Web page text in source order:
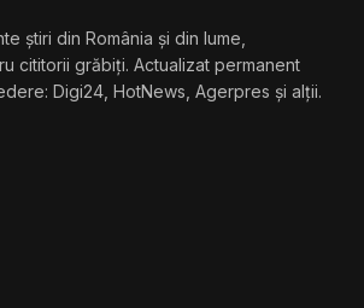
știri din România și din lume,
cititorii grăbiți. Actualizat permanent
Digi24, HotNews, Agerpres și alții.